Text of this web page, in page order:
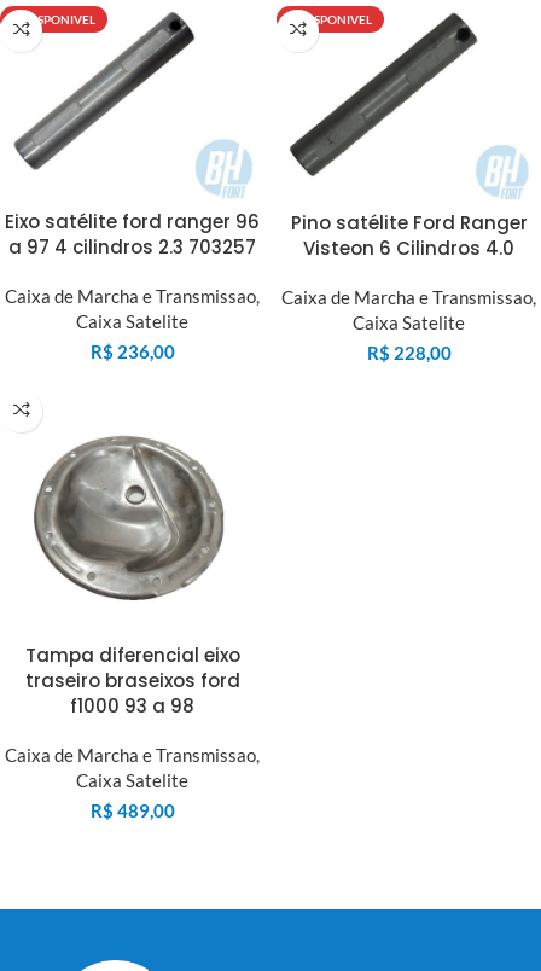
INDISPONIVEL
Eixo satélite ford ranger 96
a 97 4 cilindros 2.3 703257
Caixa de Marcha e Transmissao,
Caixa Satelite
R$ 236,00
INDISPONIVEL
Pino satélite Ford Ranger
Visteon 6 Cilindros 4.0
Caixa de Marcha e Transmissao,
Caixa Satelite
R$ 228,00
Tampa diferencial eixo
traseiro braseixos ford
f1000 93 a 98
Caixa de Marcha e Transmissao,
Caixa Satelite
R$ 489,00